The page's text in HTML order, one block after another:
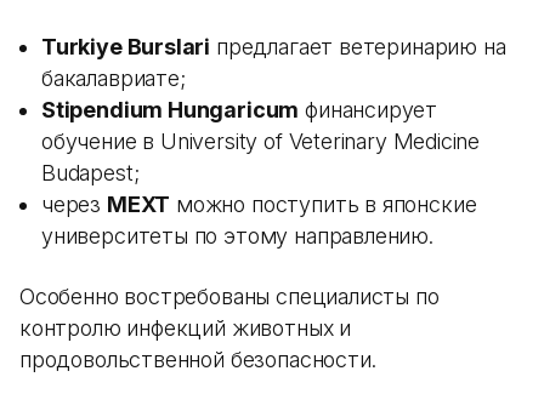
Turkiye Burslari предлагает ветеринарию на
бакалавриате;
Stipendium Hungaricum финансирует
обучение в University of Veterinary Medicine
Budapest;
через MEXT можно поступить в японские
университеты по этому направлению.
Особенно востребованы специалисты по
контролю инфекций животных и
продовольственной безопасности.